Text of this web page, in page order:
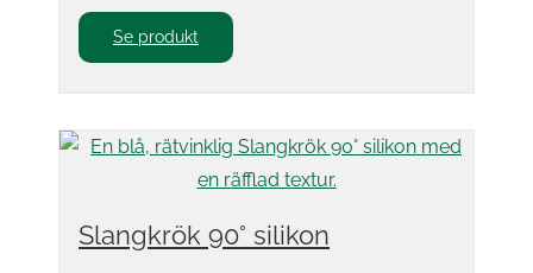
Se produkt
Slangkrök 90° silikon